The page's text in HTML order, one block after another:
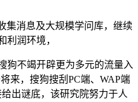
集消息及大规模学问库，继续
润环境，
不竭开辟更为多元的流量入
来，搜狗搜刮PC端、WAP端
出谜底，该研究院努力于人